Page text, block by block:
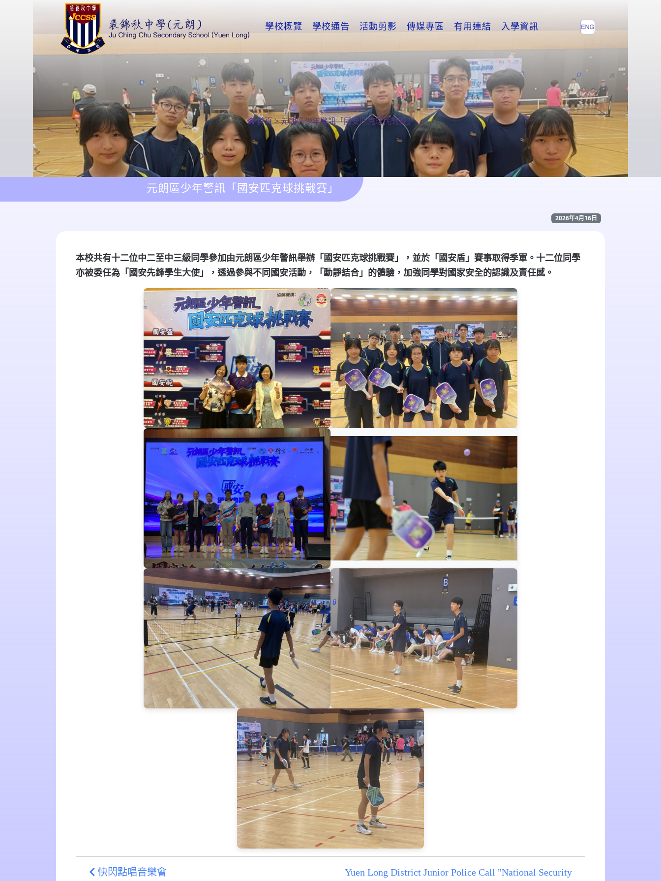
學校概覽 學校通告 活動剪影 傳媒專區 有用連結 入學資訊
首頁>元朗區少年警訊「國安匹克球挑戰賽」
元朗區少年警訊「國安匹克球挑戰賽」
2026年4月16日
本校共有十二位中二至中三級同學參加由元朗區少年警訊舉辦「國安匹克球挑戰賽」，並於「國安盾」賽事取得季軍。十二位同學
亦被委任為「國安先鋒學生大使」，透過參與不同國安活動，「動靜結合」的體驗，加強同學對國家安全的認識及責任感。
快閃點唱音樂會 Yuen Long District Junior Police Call "National Security